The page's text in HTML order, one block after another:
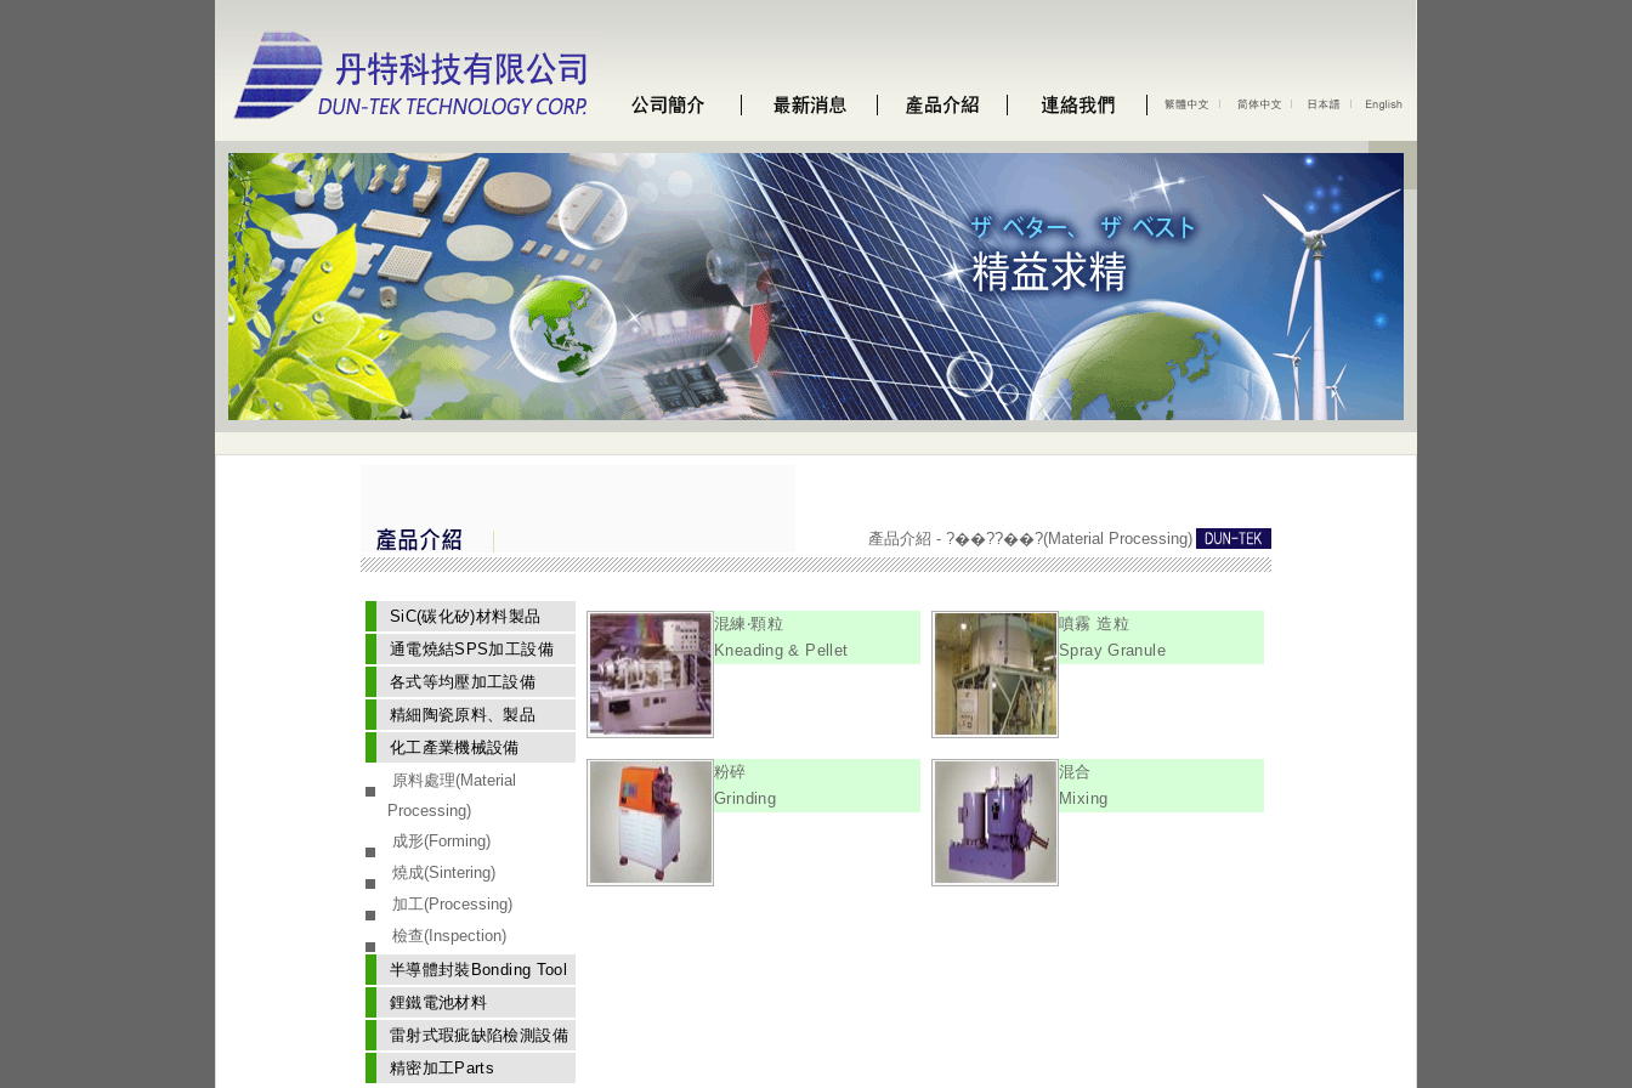
產品介紹 - ?��??��?(Material Processing)
SiC(碳化矽)材料製品
通電燒結SPS加工設備
各式等均壓加工設備
精細陶瓷原料、製品
化工產業機械設備
原料處理(Material
Processing)
成形(Forming)
燒成(Sintering)
加工(Processing)
檢查(Inspection)
半導體封裝Bonding Tool
鋰鐵電池材料
雷射式瑕疵缺陷檢測設備
精密加工Parts
混練‧顆粒
Kneading & Pellet
噴霧 造粒
Spray Granule
粉碎
Grinding
混合
Mixing